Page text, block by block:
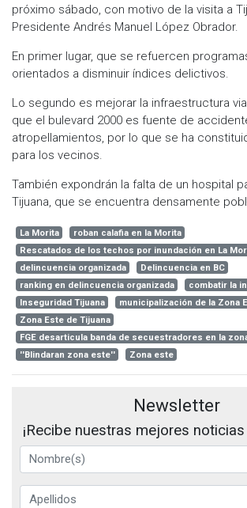
próximo sábado, con motivo de la visita a
Presidente Andrés Manuel López Obrador.
En primer lugar, que se refuercen
orientados a disminuir índices delictivos.
Lo segundo es mejorar la infraestructura
que el bulevard 2000 es fuente de
atropellamientos, por lo que se ha
para los vecinos.
También expondrán la falta de un hospital
Tijuana, que se encuentra densamente
La Morita
roban calafia en la Morita
Rescatados de los techos por inundación en La
delincuencia organizada
Delincuencia en BC
ranking en delincuencia organizada
combatir la
Inseguridad Tijuana
municipalización de la Zona
Zona Este de Tijuana
FGE desarticula banda de secuestradores en la
''Blindaran zona este''
Zona este
Newsletter
¡Recibe nuestras mejores